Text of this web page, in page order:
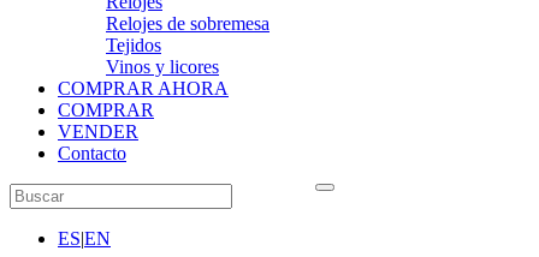
Relojes de sobremesa
Tejidos
Vinos y licores
COMPRAR AHORA
COMPRAR
VENDER
Contacto
ES|EN